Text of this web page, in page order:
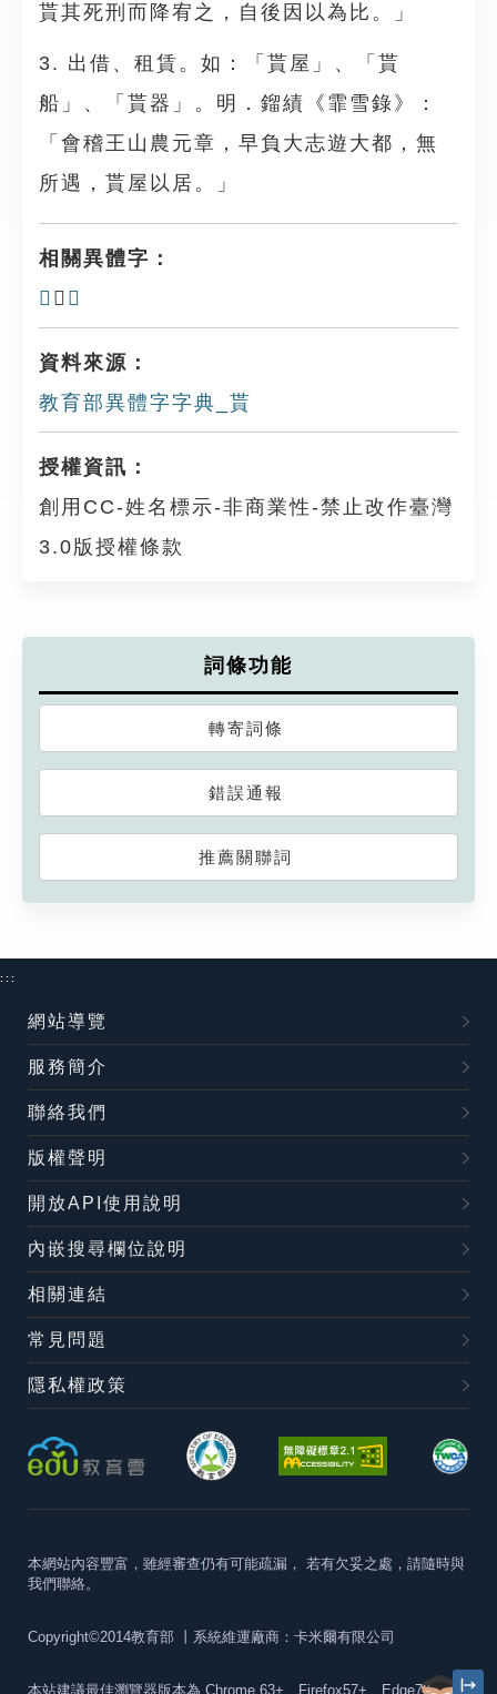
貰其死刑而降宥之，自後因以為比。」
3. 出借、租賃。如：「貰屋」、「貰
船」、「貰器」。明．鎦績《霏雪錄》：
「會稽王山農元章，早負大志遊大都，無
所遇，貰屋以居。」
相關異體字：
𧴹 、 𧶚
資料來源：
教育部異體字字典_貰
授權資訊：
創用CC-姓名標示-非商業性-禁止改作臺灣
3.0版授權條款
詞條功能
轉寄詞條
錯誤通報
推薦關聯詞
:::
網站導覽
服務簡介
聯絡我們
版權聲明
開放API使用說明
內嵌搜尋欄位說明
相關連結
常見問題
隱私權政策
本網站內容豐富，雖經審查仍有可能疏漏， 若有欠妥之處，請隨時與
我們聯絡。
Copyright©2014教育部 丨系統維運廠商：卡米爾有限公司
本站建議最佳瀏覽器版本為 Chrome 63+、Firefox57+、Edge79+及